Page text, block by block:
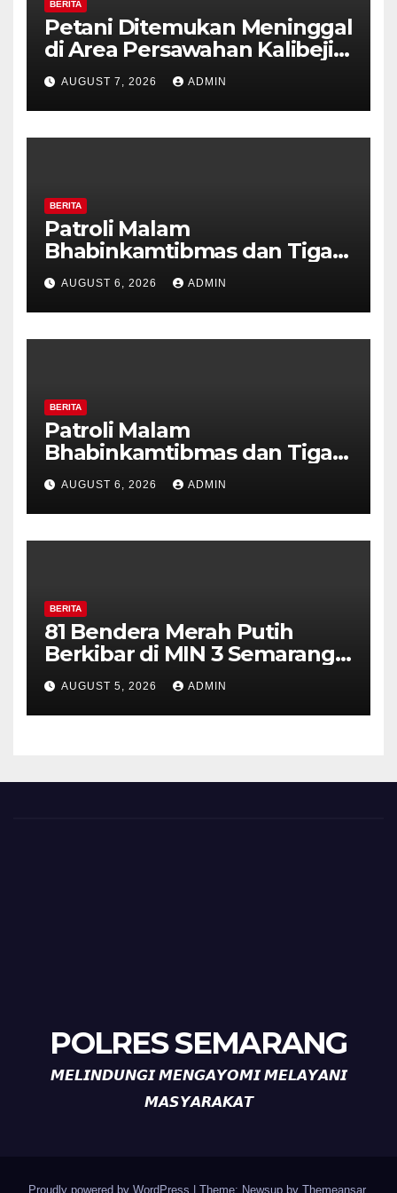
BERITA
Petani Ditemukan Meninggal
di Area Persawahan Kalibeji,
Polisi Pastikan Tidak Ada
Tanda Kekerasan
AUGUST 7, 2026 ADMIN
BERITA
Patroli Malam
Bhabinkamtibmas dan Tiga
Pilar Kelurahan Ungaran
Perkuat Kamtibmas, Warga
Diajak Aktifkan Ronda
AUGUST 6, 2026 ADMIN
BERITA
Patroli Malam
Bhabinkamtibmas dan Tiga
Pilar Kelurahan Ungaran
Perkuat Kamtibmas, Warga
Diajak Aktifkan Ronda
AUGUST 6, 2026 ADMIN
BERITA
81 Bendera Merah Putih
Berkibar di MIN 3 Semarang,
Bhabinkamtibmas Desa
Timpik Hadiri Peringatan
HUT ke-81 Kemerdekaan RI
AUGUST 5, 2026 ADMIN
POLRES SEMARANG
𝙈𝙀𝙇𝙄𝙉𝘿𝙐𝙉𝙂𝙄 𝙈𝙀𝙉𝙂𝘼𝙔𝙊𝙈𝙄 𝙈𝙀𝙇𝘼𝙔𝘼𝙉𝙄
𝙈𝘼𝙎𝙔𝘼𝙍𝘼𝙆𝘼𝙏
Proudly powered by WordPress | Theme: Newsup by Themeansar.